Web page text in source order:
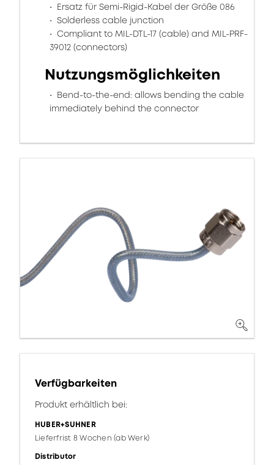
Ersatz für Semi-Rigid-Kabel der Größe 086
Solderless cable junction
Compliant to MIL-DTL-17 (cable) and MIL-PRF-
39012 (connectors)
Nutzungsmöglichkeiten
Bend-to-the-end: allows bending the cable
immediately behind the connector
Verfügbarkeiten
Produkt erhältlich bei:
HUBER+SUHNER
Lieferfrist 8 Wochen (ab Werk)
Distributor